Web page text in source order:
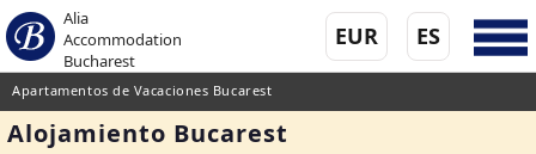
Alia
Accommodation
Bucharest
ES
EUR
Apartamentos de Vacaciones Bucarest
Alojamiento Bucarest